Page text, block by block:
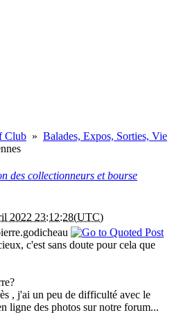
Club » Balades, Expos, Sorties, Vie
des collectionneurs et bourse
2022 23:12:28(UTC)
c'est sans doute pour cela que
, j'ai un peu de difficulté avec le
ligne des photos sur notre forum...